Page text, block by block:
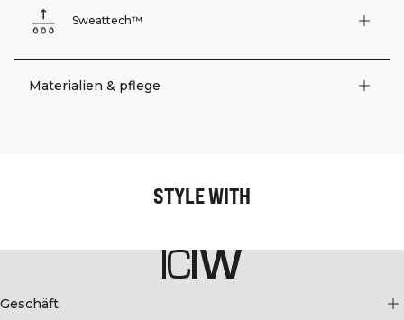
Sweattech™
Materialien & pflege
STYLE WITH
Geschäft